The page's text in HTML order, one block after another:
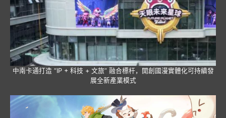
中南卡通打造 “IP + 科技 + 文旅” 融合標杆，開創國漫實體化可持續發
展全新產業模式